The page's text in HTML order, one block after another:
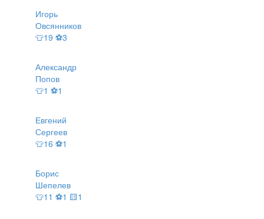
Игорь
Овсянников
👕19 ⚽3
Александр
Попов
👕1 ⚽1
Евгений
Сергеев
👕16 ⚽1
Борис
Шепелев
👕11 ⚽1 🟨1